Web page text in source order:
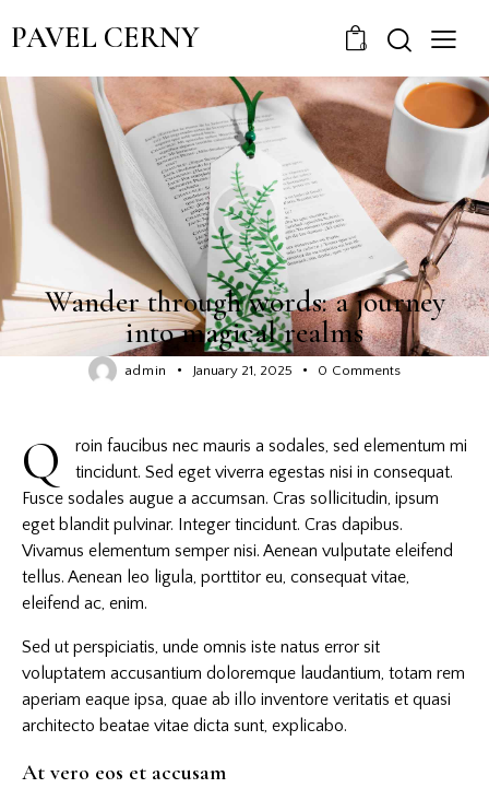
PAVEL CERNY 0
WRITER’S BLOG
Wander through words: a journey
into magical realms
admin January 21, 2025 0 Comments
Q
roin faucibus nec mauris a sodales, sed elementum mi
tincidunt. Sed eget viverra egestas nisi in consequat.
Fusce sodales augue a accumsan. Cras sollicitudin, ipsum
eget blandit pulvinar. Integer tincidunt. Cras dapibus.
Vivamus elementum semper nisi. Aenean vulputate eleifend
tellus. Aenean leo ligula, porttitor eu, consequat vitae,
eleifend ac, enim.
Sed ut perspiciatis, unde omnis iste natus error sit
voluptatem accusantium doloremque laudantium, totam rem
aperiam eaque ipsa, quae ab illo inventore veritatis et quasi
architecto beatae vitae dicta sunt, explicabo.
At vero eos et accusam